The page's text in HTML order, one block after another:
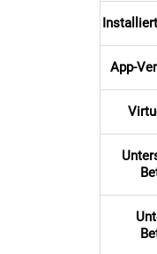
Speck / Rohschinken
App-